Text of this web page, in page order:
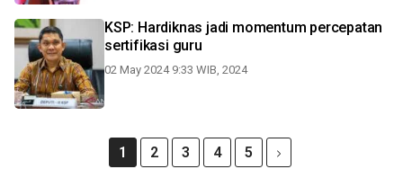
KSP: Hardiknas jadi momentum percepatan
sertifikasi guru
02 May 2024 9:33 WIB, 2024
1 2 3 4 5